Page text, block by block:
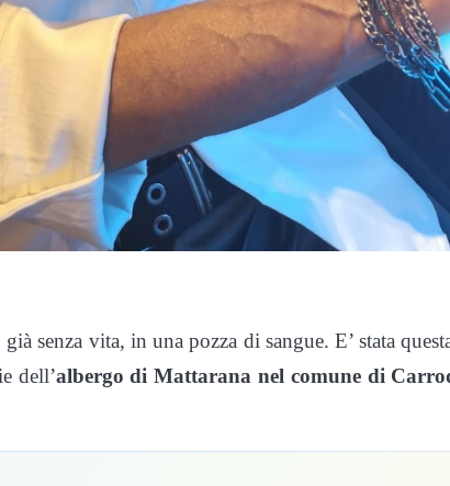
senza vita, in una pozza di sangue. E’ stata
dell’albergo di Mattarana nel comune di